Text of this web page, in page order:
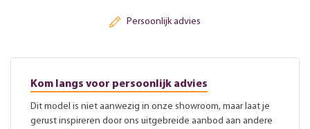
Persoonlijk advies
Kom langs voor persoonlijk advies
Dit model is niet aanwezig in onze showroom, maar laat je
gerust inspireren door ons uitgebreide aanbod aan andere